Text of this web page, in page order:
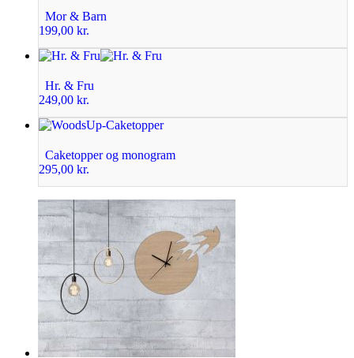
Mor & Barn
199,00 kr.
Hr. & Fru
249,00 kr.
Caketopper og monogram
295,00 kr.